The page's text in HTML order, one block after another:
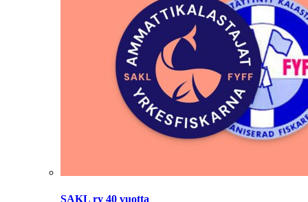
SAKL ry 40 vuotta